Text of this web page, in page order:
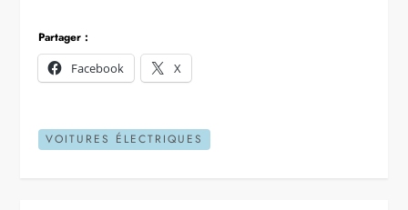
Partager :
Facebook
X
VOITURES ÉLECTRIQUES